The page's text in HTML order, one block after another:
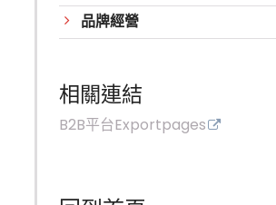
品牌經營
相關連結
B2B平台Exportpages